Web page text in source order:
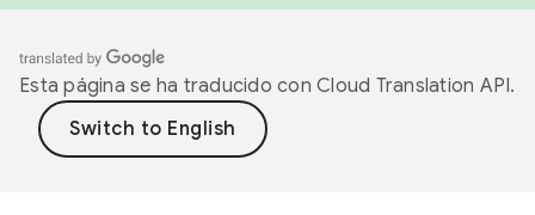
Esta página se ha traducido con Cloud Translation API.